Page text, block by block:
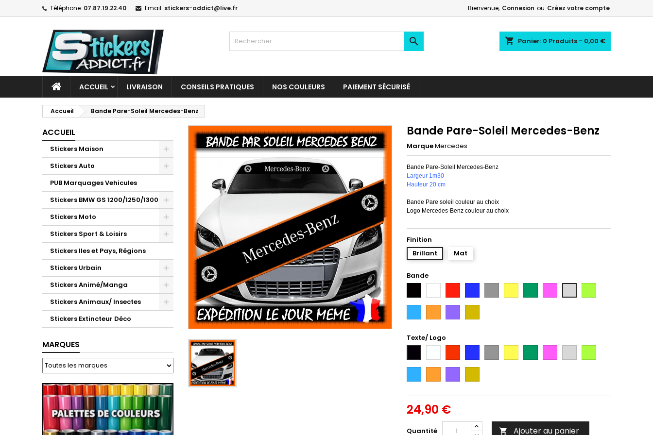
Téléphone: 07.87.19.22.40 Email: stickers-addict@live.fr Bienvenue, Connexion ou Créez votre compte
shopping_cart Panier: 0 Produits - 0,00 €

ACCUEIL LIVRAISON CONSEILS PRATIQUES NOS COULEURS PAIEMENT SÉCURISÉ
Accueil Bande Pare-Soleil Mercedes-Benz
ACCUEIL
Stickers Maison
Stickers Auto
PUB Marquages Vehicules
Stickers BMW GS 1200/1250/1300
Stickers Moto
Stickers Sport & Loisirs
Stickers Iles et Pays, Régions
Stickers Urbain
Stickers Animé/Manga
Stickers Animaux/ Insectes
Stickers Extincteur Déco
MARQUES
Bande Pare-Soleil Mercedes-Benz
MarqueMercedes
Bande Pare-Soleil Mercedes-Benz
Largeur 1m30
Hauteur 20 cm
Bande Pare soleil couleur au choix
Logo Mercedes-Benz couleur au choix
Finition
Brillant
Mat
Bande
ArgentCitron
Intense
Texte/ Logo
ArgentCitron
Intense
24,90 €
Quantité  Ajouter au panier